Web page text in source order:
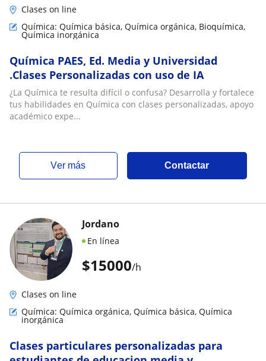
Clases on line
Química: Química básica, Química orgánica, Bioquímica,
Química inorgánica
Química PAES, Ed. Media y Universidad
.Clases Personalizadas con uso de IA
¿La Química te resulta difícil o confusa? Desarrolla y fortalece
tus habilidades en Química con clases personalizadas, apoyo
académico expe...
ver más Contactar
$15000/h
Jordano
En línea
Clases on line
Química: Química orgánica, Química básica, Química
inorgánica
Clases particulares personalizadas para